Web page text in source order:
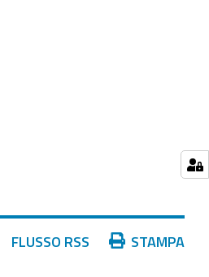
Azioni
FLUSSO RSS STAMPA